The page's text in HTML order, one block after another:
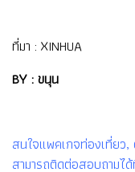
ที่มา : XINHUA
BY : ขนุน
สนใจแพคเกจท่องเที่ยว
สามารถติดต่อสอบถาม